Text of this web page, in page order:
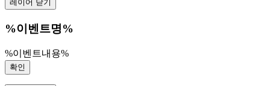
레이어 닫기
%이벤트명%
%이벤트내용%
확인